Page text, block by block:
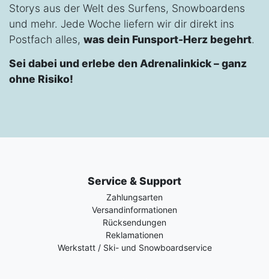
Storys aus der Welt des Surfens, Snowboardens
und mehr. Jede Woche liefern wir dir direkt ins
Postfach alles, was dein Funsport-Herz begehrt.
Sei dabei und erlebe den Adrenalinkick – ganz
ohne Risiko!
Service & Support
Zahlungsarten
Versandinformationen
Rücksendungen
Reklamationen
Werkstatt / Ski- und Snowboardservice